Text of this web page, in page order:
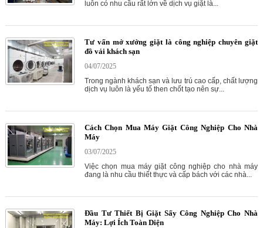
luôn có nhu cầu rất lớn về dịch vụ giặt là...
Tư vấn mở xưởng giặt là công nghiệp chuyên giặt
đồ vải khách sạn
04/07/2025
Trong ngành khách sạn và lưu trú cao cấp, chất lượng
dịch vụ luôn là yếu tố then chốt tạo nên sự...
Cách Chọn Mua Máy Giặt Công Nghiệp Cho Nhà
Máy
03/07/2025
Việc chọn mua máy giặt công nghiệp cho nhà máy
đang là nhu cầu thiết thực và cấp bách với các nhà...
Đầu Tư Thiết Bị Giặt Sấy Công Nghiệp Cho Nhà
Máy: Lợi Ích Toàn Diện